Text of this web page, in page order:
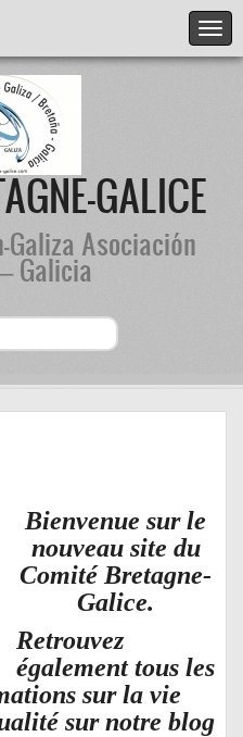
GALICE
Galiza Asociación
Galicia
Bienvenue sur le
nouveau site du
Comité Bretagne-
Galice.
Retrouvez
également tous les
sur la vie
sur notre blog